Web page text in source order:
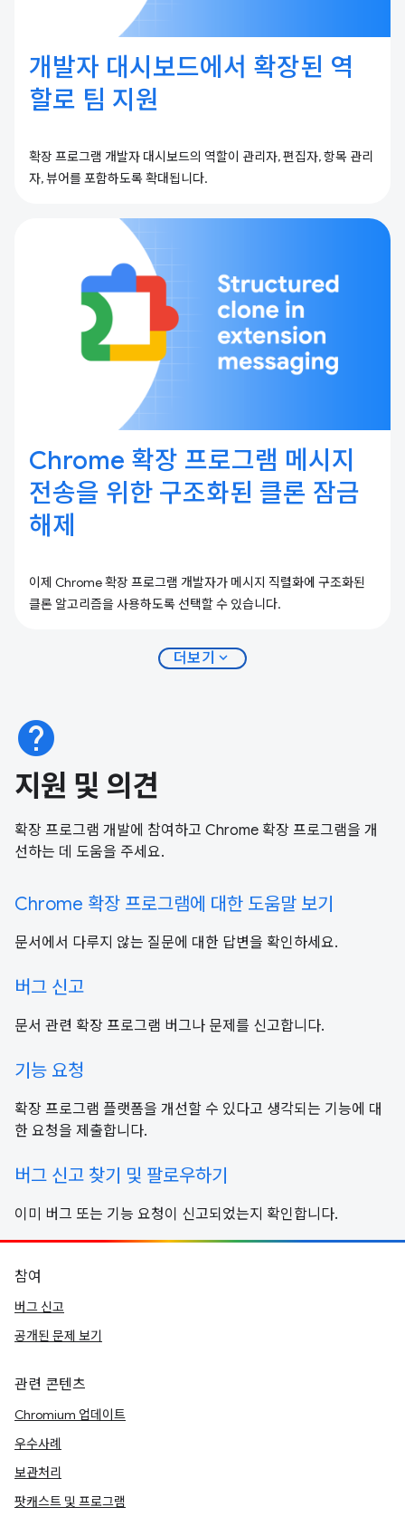
개발자 대시보드에서 확장된 역
할로 팀 지원
확장 프로그램 개발자 대시보드의 역할이 관리자, 편집자, 항목 관리
자, 뷰어를 포함하도록 확대됩니다.
Chrome 확장 프로그램 메시지
전송을 위한 구조화된 클론 잠금
해제
이제 Chrome 확장 프로그램 개발자가 메시지 직렬화에 구조화된
클론 알고리즘을 사용하도록 선택할 수 있습니다.
더보기 expand_more
help
지원 및 의견
확장 프로그램 개발에 참여하고 Chrome 확장 프로그램을 개
선하는 데 도움을 주세요.
Chrome 확장 프로그램에 대한 도움말 보기
문서에서 다루지 않는 질문에 대한 답변을 확인하세요.
버그 신고
문서 관련 확장 프로그램 버그나 문제를 신고합니다.
기능 요청
확장 프로그램 플랫폼을 개선할 수 있다고 생각되는 기능에 대
한 요청을 제출합니다.
버그 신고 찾기 및 팔로우하기
이미 버그 또는 기능 요청이 신고되었는지 확인합니다.
참여
버그 신고
공개된 문제 보기
관련 콘텐츠
Chromium 업데이트
우수사례
보관처리
팟캐스트 및 프로그램